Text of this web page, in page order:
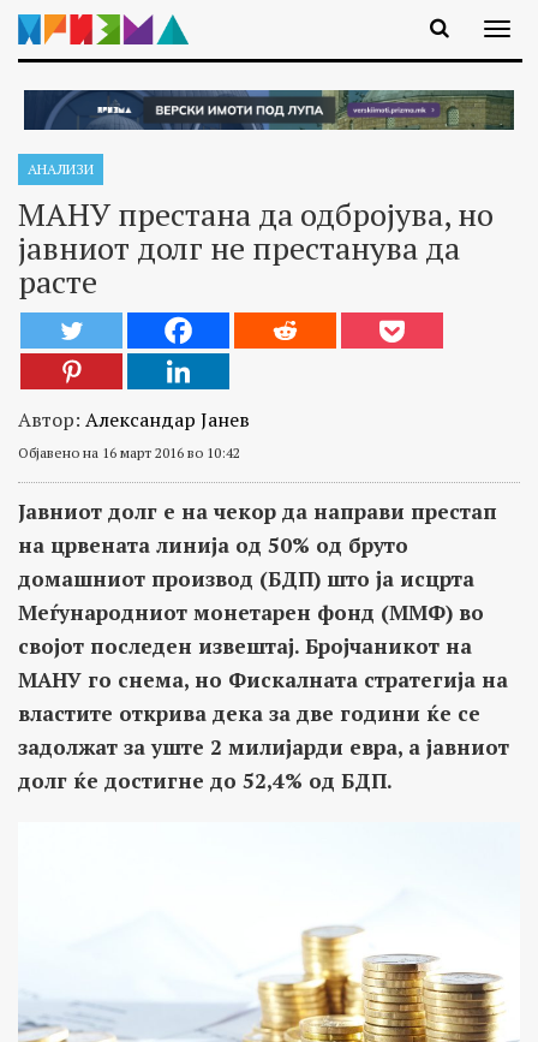
АНАЛИЗИ
МАНУ престана да одбројува, но
јавниот долг не престанува да
расте
Автор: Александар Јанев
Објавено на 16 март 2016 во 10:42
Јавниот долг е на чекор да направи престап
на црвената линија од 50% од бруто
домашниот производ (БДП) што ја исцрта
Меѓународниот монетарен фонд (ММФ) во
својот последен извештај. Бројчаникот на
МАНУ го снема, но Фискалната стратегија на
властите открива дека за две години ќе се
задолжат за уште 2 милијарди евра, а јавниот
долг ќе достигне до 52,4% од БДП.